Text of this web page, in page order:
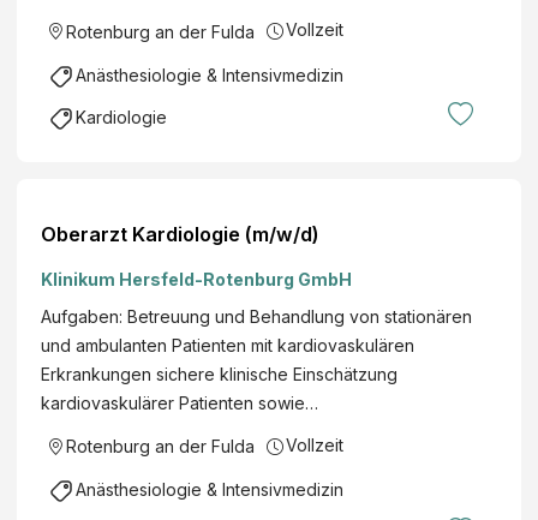
Rotenburg an der Fulda Vollzeit
Anästhesiologie & Intensivmedizin
Kardiologie
Oberarzt Kardiologie (m/w/d)
Klinikum Hersfeld-Rotenburg GmbH
Aufgaben: Betreuung und Behandlung von stationären
und ambulanten Patienten mit kardiovaskulären
Erkrankungen sichere klinische Einschätzung
kardiovaskulärer Patienten sowie…
Rotenburg an der Fulda Vollzeit
Anästhesiologie & Intensivmedizin